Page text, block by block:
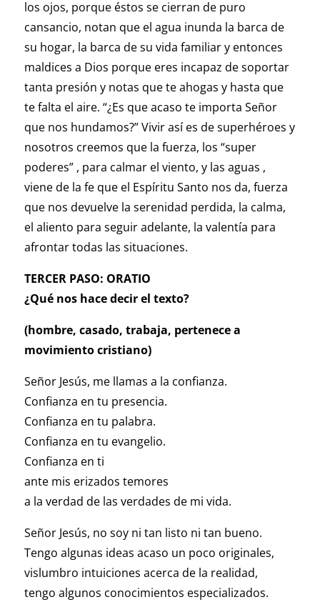
los ojos, porque éstos se cierran de puro
cansancio, notan que el agua inunda la barca de
su hogar, la barca de su vida familiar y entonces
maldices a Dios porque eres incapaz de soportar
tanta presión y notas que te ahogas y hasta que
te falta el aire. “¿Es que acaso te importa Señor
que nos hundamos?” Vivir así es de superhéroes y
nosotros creemos que la fuerza, los “super
poderes” , para calmar el viento, y las aguas ,
viene de la fe que el Espíritu Santo nos da, fuerza
que nos devuelve la serenidad perdida, la calma,
el aliento para seguir adelante, la valentía para
afrontar todas las situaciones.
TERCER PASO: ORATIO
¿Qué nos hace decir el texto?
(hombre, casado, trabaja, pertenece a
movimiento cristiano)
Señor Jesús, me llamas a la confianza.
Confianza en tu presencia.
Confianza en tu palabra.
Confianza en tu evangelio.
Confianza en ti
ante mis erizados temores
a la verdad de las verdades de mi vida.
Señor Jesús, no soy ni tan listo ni tan bueno.
Tengo algunas ideas acaso un poco originales,
vislumbro intuiciones acerca de la realidad,
tengo algunos conocimientos especializados.